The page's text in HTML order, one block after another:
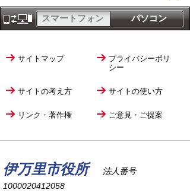
パソコン
スマートフォン
サイトマップ
プライバシーポリ
シー
サイトの考え方 サイトの使い方
リンク・著作権 ご意見・ご提案
伊万里市役所
法人番号
1000020412058